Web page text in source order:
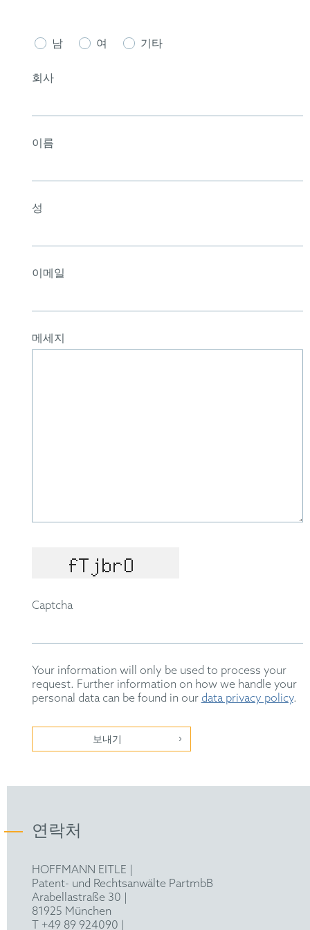
남 여 기타
회사
이름
성
이메일
메세지
Captcha
Your information will only be used to process your
request. Further information on how we handle your
personal data can be found in our data privacy policy.
보내기
연락처
HOFFMANN EITLE |
Patent- und Rechtsanwälte PartmbB
Arabellastraße 30 |
81925 München
T +49 89 924090